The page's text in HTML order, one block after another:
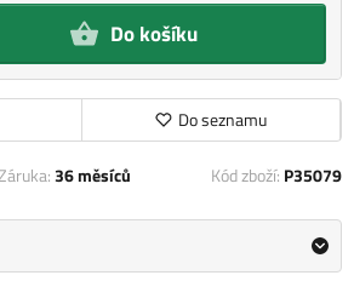
Do košíku
Do seznamu
36 měsíců Kód zboží: P35079